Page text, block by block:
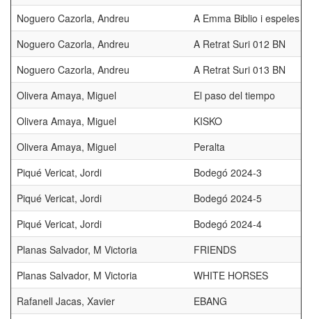
Noguero Cazorla, Andreu
A Emma Biblio i espeles
Noguero Cazorla, Andreu
A Retrat Suri 012 BN
Noguero Cazorla, Andreu
A Retrat Suri 013 BN
Olivera Amaya, Miguel
El paso del tiempo
Olivera Amaya, Miguel
KISKO
Olivera Amaya, Miguel
Peralta
Piqué Vericat, Jordi
Bodegó 2024-3
Piqué Vericat, Jordi
Bodegó 2024-5
Piqué Vericat, Jordi
Bodegó 2024-4
Planas Salvador, M Victoria
FRIENDS
Planas Salvador, M Victoria
WHITE HORSES
Rafanell Jacas, Xavier
EBANG